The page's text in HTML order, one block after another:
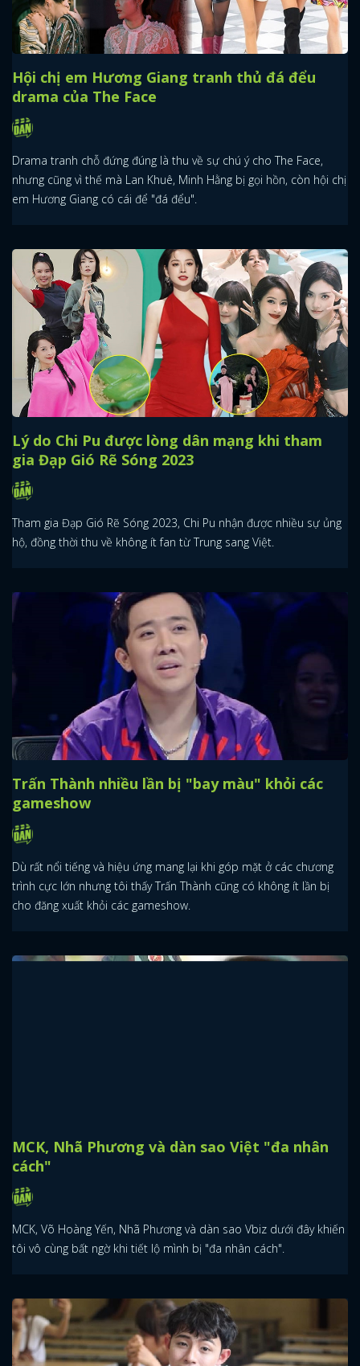
Hội chị em Hương Giang tranh thủ đá đểu
drama của The Face
Drama tranh chỗ đứng đúng là thu về sự chú ý cho The Face,
nhưng cũng vì thế mà Lan Khuê, Minh Hằng bị gọi hồn, còn hội chị
em Hương Giang có cái để "đá đểu".
Lý do Chi Pu được lòng dân mạng khi tham
gia Đạp Gió Rẽ Sóng 2023
Tham gia Đạp Gió Rẽ Sóng 2023, Chi Pu nhận được nhiều sự ủng
hộ, đồng thời thu về không ít fan từ Trung sang Việt.
Trấn Thành nhiều lần bị "bay màu" khỏi các
gameshow
Dù rất nổi tiếng và hiệu ứng mang lại khi góp mặt ở các chương
trình cực lớn nhưng tôi thấy Trấn Thành cũng có không ít lần bị
cho đăng xuất khỏi các gameshow.
MCK, Nhã Phương và dàn sao Việt "đa nhân
cách"
MCK, Võ Hoàng Yến, Nhã Phương và dàn sao Vbiz dưới đây khiến
tôi vô cùng bất ngờ khi tiết lộ mình bị "đa nhân cách".